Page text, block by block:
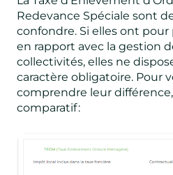
Redevance Spéciale sont
confondre. Si elles ont
en rapport avec la gestion
collectivités, elles ne
caractère obligatoire. Pour
comprendre leur
comparatif :